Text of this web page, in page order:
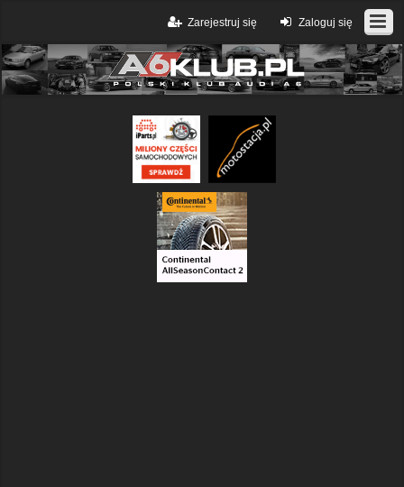
Zaloguj się
Zarejestruj się